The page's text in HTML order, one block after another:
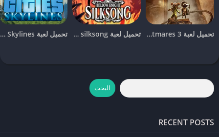
ابحث عن اللعبة في متجرGoogle Play، ولكن قد لا تكون متاحة في
بعض المناطق.
عند التحميل، تأكد من أن جهازك يحتوي على مساحة تخزين كافية، حيث أن
كيفية تحميل لعبة SnowRunner على الآيفون
تحميل لعبة Little Nightmares 3 للجوال [آخر اصدار] تحميل لعبة hollow knight silksong للجوال [آخر اصدار] تحميل لعبة Cities Skylines للجوال للاندرويد و الايفون [آخر اصدار]
البحث
RECENT POSTS